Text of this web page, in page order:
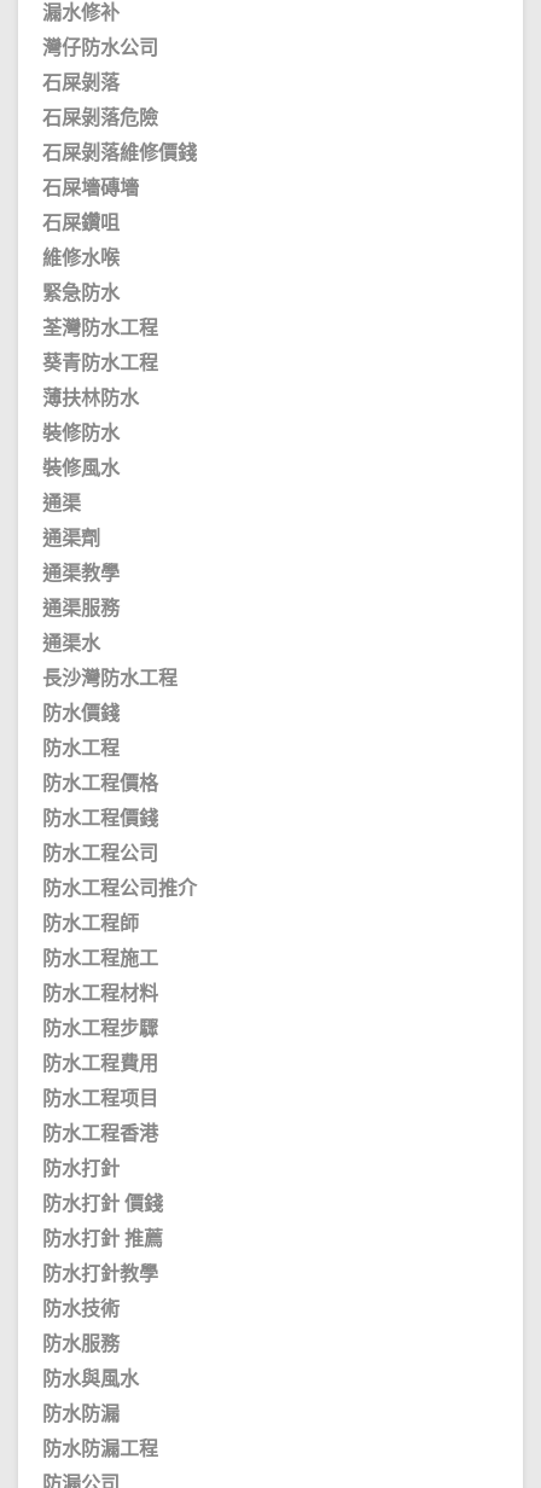
漏水修补
灣仔防水公司
石屎剝落
石屎剝落危險
石屎剝落維修價錢
石屎墻磚墻
石屎鑽咀
維修水喉
緊急防水
荃灣防水工程
葵青防水工程
薄扶林防水
裝修防水
裝修風水
通渠
通渠劑
通渠教學
通渠服務
通渠水
長沙灣防水工程
防水價錢
防水工程
防水工程價格
防水工程價錢
防水工程公司
防水工程公司推介
防水工程師
防水工程施工
防水工程材料
防水工程步驟
防水工程費用
防水工程项目
防水工程香港
防水打針
防水打針 價錢
防水打針 推薦
防水打針教學
防水技術
防水服務
防水與風水
防水防漏
防水防漏工程